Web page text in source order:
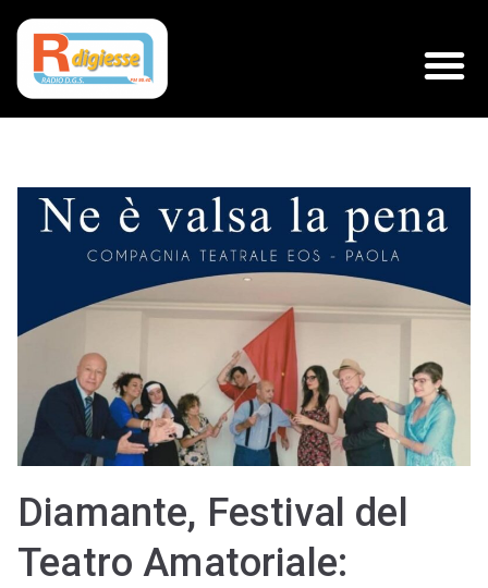
Diamante, Festival del
Teatro Amatoriale: